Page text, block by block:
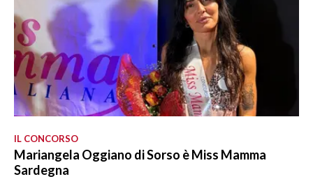
IL CONCORSO
Mariangela Oggiano di Sorso è Miss Mamma
Sardegna